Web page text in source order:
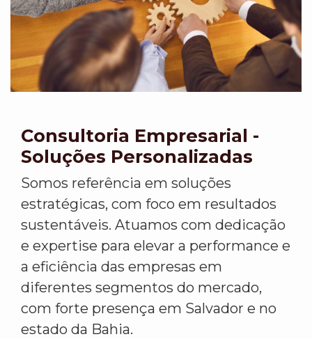
Consultoria Empresarial -
Soluções Personalizadas
Somos referência em soluções
estratégicas, com foco em resultados
sustentáveis. Atuamos com dedicação
e expertise para elevar a performance e
a eficiência das empresas em
diferentes segmentos do mercado,
com forte presença em Salvador e no
estado da Bahia.